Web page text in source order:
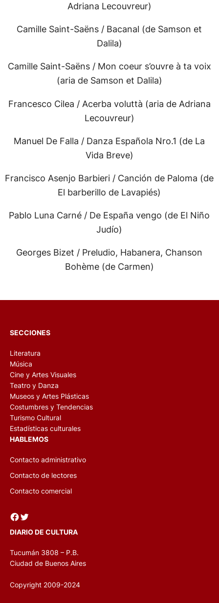
Adriana Lecouvreur)
Camille Saint-Saëns / Bacanal (de Samson et
Dalila)
Camille Saint-Saëns / Mon coeur s’ouvre à ta voix
(aria de Samson et Dalila)
Francesco Cilea / Acerba voluttà (aria de Adriana
Lecouvreur)
Manuel De Falla / Danza Española Nro.1 (de La
Vida Breve)
Francisco Asenjo Barbieri / Canción de Paloma (de
El barberillo de Lavapiés)
Pablo Luna Carné / De España vengo (de El Niño
Judío)
Georges Bizet / Preludio, Habanera, Chanson
Bohème (de Carmen)
SECCIONES
Literatura
Música
Cine y Artes Visuales
Teatro y Danza
Museos y Artes Plásticas
Costumbres y Tendencias
Turismo Cultural
Estadísticas culturales
HABLEMOS
Contacto administrativo
Contacto de lectores
Contacto comercial
Facebook Twitter
DIARIO DE CULTURA
Tucumán 3808 – P.B.
Ciudad de Buenos Aires
Copyright 2009-2024